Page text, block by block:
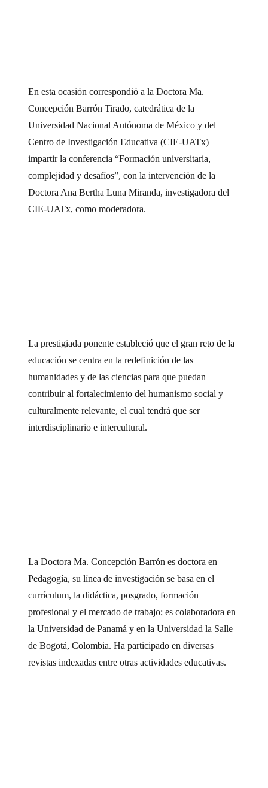
En esta ocasión correspondió a la Doctora Ma.
Concepción Barrón Tirado, catedrática de la
Universidad Nacional Autónoma de México y del
Centro de Investigación Educativa (CIE-UATx)
impartir la conferencia “Formación universitaria,
complejidad y desafíos”, con la intervención de la
Doctora Ana Bertha Luna Miranda, investigadora del
CIE-UATx, como moderadora.
La prestigiada ponente estableció que el gran reto de la
educación se centra en la redefinición de las
humanidades y de las ciencias para que puedan
contribuir al fortalecimiento del humanismo social y
culturalmente relevante, el cual tendrá que ser
interdisciplinario e intercultural.
La Doctora Ma. Concepción Barrón es doctora en
Pedagogía, su línea de investigación se basa en el
currículum, la didáctica, posgrado, formación
profesional y el mercado de trabajo; es colaboradora en
la Universidad de Panamá y en la Universidad la Salle
de Bogotá, Colombia. Ha participado en diversas
revistas indexadas entre otras actividades educativas.